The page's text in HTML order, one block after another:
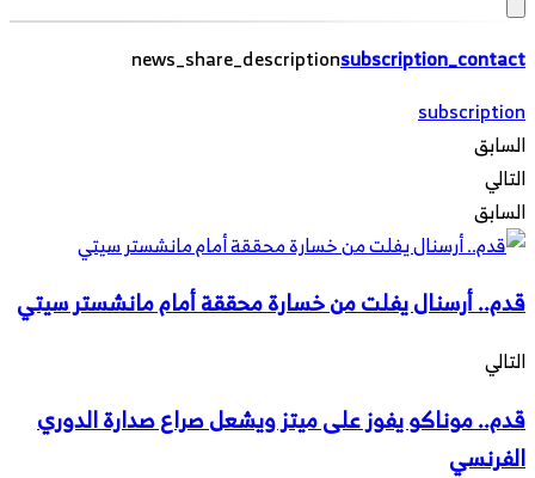
news_share_descriptionsubscription_contact
subscription
السابق
التالي
السابق
قدم.. أرسنال يفلت من خسارة محققة أمام مانشستر سيتي
التالي
قدم.. موناكو يفوز على ميتز ويشعل صراع صدارة الدوري
الفرنسي